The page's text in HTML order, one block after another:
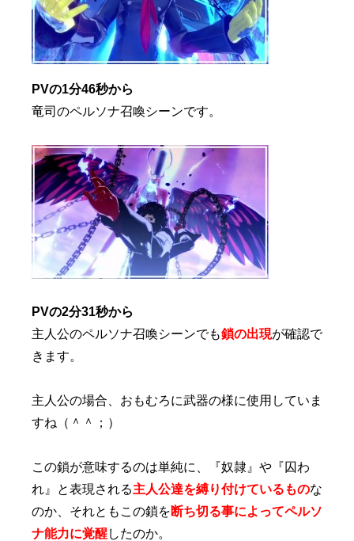
PVの1分46秒から
竜司のペルソナ召喚シーンです。
PVの2分31秒から
主人公のペルソナ召喚シーンでも鎖の出現が確認で
きます。
主人公の場合、おもむろに武器の様に使用していま
すね（＾＾；）
この鎖が意味するのは単純に、『奴隷』や『囚わ
れ』と表現される主人公達を縛り付けているものな
のか、それともこの鎖を断ち切る事によってペルソ
ナ能力に覚醒したのか。